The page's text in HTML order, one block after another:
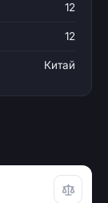
12
12
Китай